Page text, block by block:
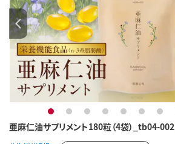
亜麻仁油サプリメント180粒（4袋）_tb04-002
1 2 3 4 5 6 7